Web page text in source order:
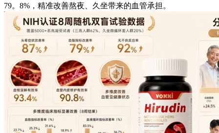
79。8%，精准改善熬夜、久坐带来的血管承担。